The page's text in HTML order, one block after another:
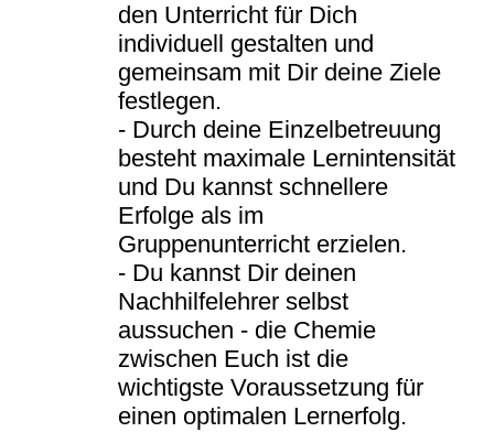
den Unterricht für Dich
individuell gestalten und
gemeinsam mit Dir deine Ziele
festlegen.
- Durch deine Einzelbetreuung
besteht maximale Lernintensität
und Du kannst schnellere
Erfolge als im
Gruppenunterricht erzielen.
- Du kannst Dir deinen
Nachhilfelehrer selbst
aussuchen - die Chemie
zwischen Euch ist die
wichtigste Voraussetzung für
einen optimalen Lernerfolg.